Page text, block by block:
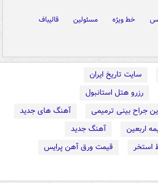
خط ویژه مسئولین
قالیباف
سایت تاریخ ایران
رزرو هتل استانبول
جراح بینی ترمیمی
آهنگ های جدید
اربعین
آهنگ جدید
استخر
قیمت ورق آهن پرایس